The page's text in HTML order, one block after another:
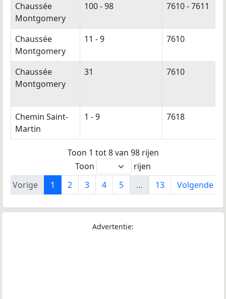
Chaussée
Montgomery
100 - 98 7610 - 7611
Chaussée
Montgomery
11 - 9 7610
Chaussée
Montgomery
31 7610
Chemin Saint-
Martin
1 - 9 7618
Toon 1 tot 8 van 98 rijen
Toon
rijen
Vorige
1 2 3 4 5 … 13 Volgende
Advertentie: